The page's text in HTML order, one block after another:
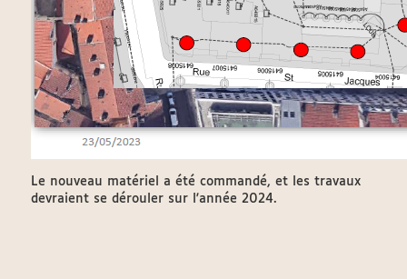
Le nouveau matériel a été commandé, et les travaux
devraient se dérouler sur l'année 2024.